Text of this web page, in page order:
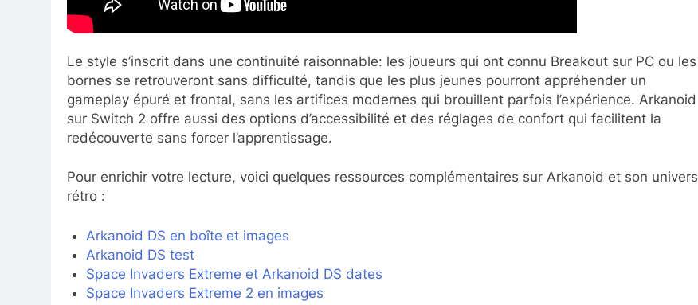
Le style s’inscrit dans une continuité raisonnable: les joueurs qui ont connu Breakout sur PC ou les
bornes se retrouveront sans difficulté, tandis que les plus jeunes pourront appréhender un
gameplay épuré et frontal, sans les artifices modernes qui brouillent parfois l’expérience. Arkanoid
sur Switch 2 offre aussi des options d’accessibilité et des réglages de confort qui facilitent la
redécouverte sans forcer l’apprentissage.
Pour enrichir votre lecture, voici quelques ressources complémentaires sur Arkanoid et son univers
rétro :
Arkanoid DS en boîte et images
Arkanoid DS test
Space Invaders Extreme et Arkanoid DS dates
Space Invaders Extreme 2 en images